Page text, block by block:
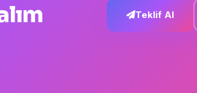
Teklif Al